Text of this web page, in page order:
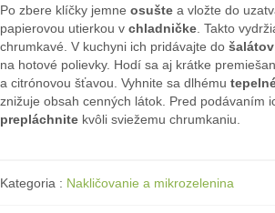
Po zbere klíčky jemne osušte a vložte do
papierovou utierkou v chladničke . Takto
chrumkavé. V kuchyni ich pridávajte do šalátov
na hotové polievky. Hodí sa aj krátke
a citrónovou šťavou. Vyhnite sa dlhému
znižuje obsah cenných látok. Pred podávaním
prepláchnite kvôli sviežemu chrumkaniu.
Kategoria : Nakličovanie a mikrozelenina